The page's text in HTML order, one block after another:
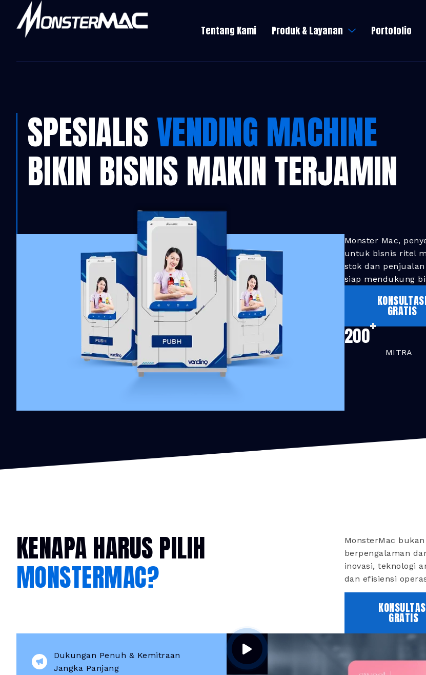
Tentang Kami Produk & Layanan Portofolio
SPESIALISVENDING MACHINE
BIKIN BISNIS MAKIN TERJAMIN
Monster Mac,
untuk bisnis ritel
stok dan
siap mendukung
GRATIS
200+
MITRA
KENAPA HARUS PILIH
MONSTERMAC?
MonsterMac
berpengalaman
inovasi, teknologi
dan efisiensi
GRATIS
Dukungan Penuh & Kemitraan
Jangka Panjang